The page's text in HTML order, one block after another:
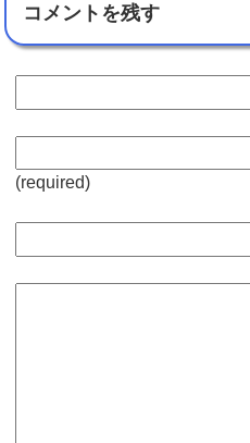
コメントを残す
(required)